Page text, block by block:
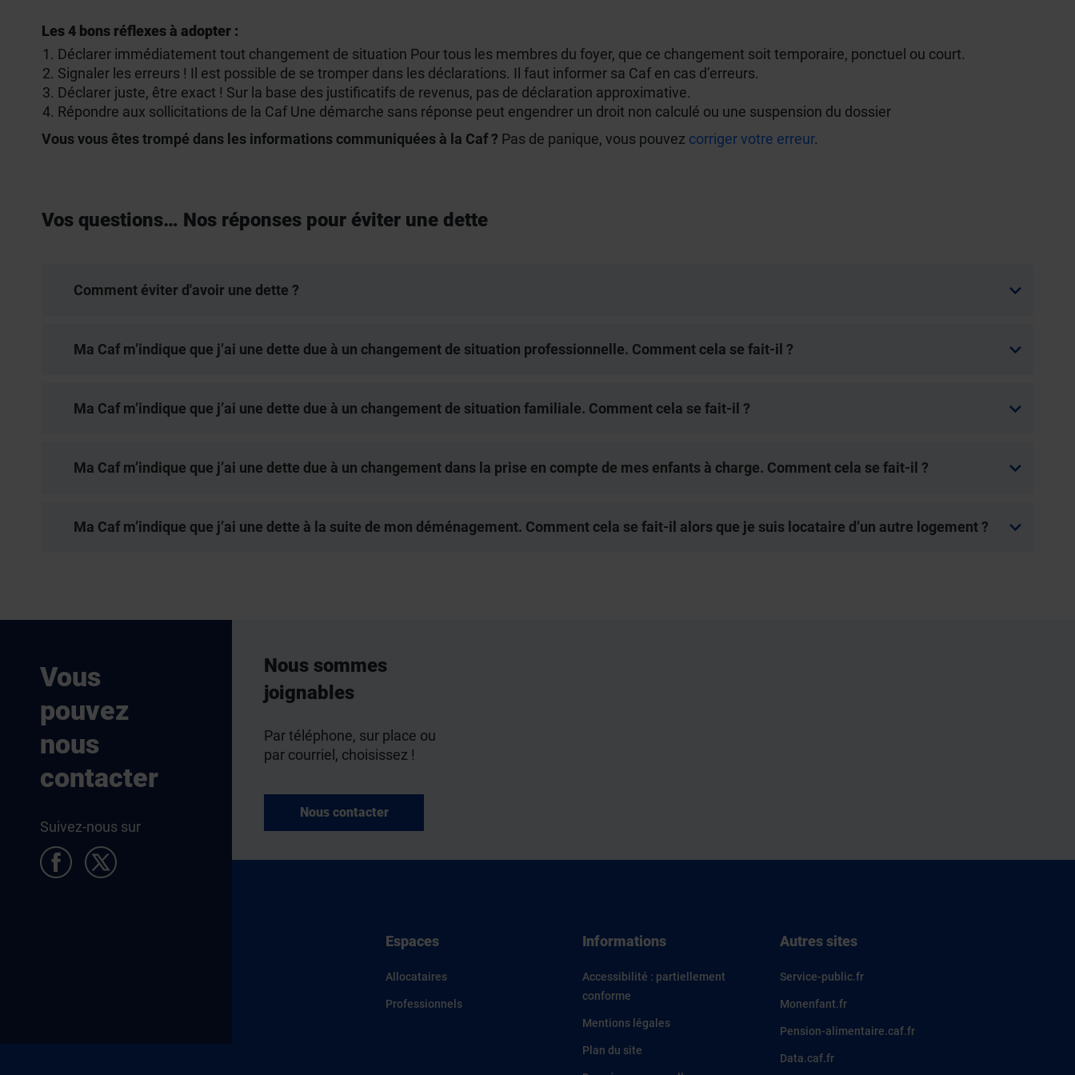
Les 4 bons réflexes à adopter :
Déclarer immédiatement tout changement de situation Pour tous les membres du foyer, que ce changement soit temporaire, ponctuel ou court.
Signaler les erreurs ! Il est possible de se tromper dans les déclarations. Il faut informer sa Caf en cas d’erreurs.
Déclarer juste, être exact ! Sur la base des justificatifs de revenus, pas de déclaration approximative.
Répondre aux sollicitations de la Caf Une démarche sans réponse peut engendrer un droit non calculé ou une suspension du dossier
Vous vous êtes trompé dans les informations communiquées à la Caf ? Pas de panique, vous pouvez corriger votre erreur.
Vos questions… Nos réponses pour éviter une dette
Comment éviter d'avoir une dette ?
Ma Caf m’indique que j’ai une dette due à un changement de situation professionnelle. Comment cela se fait-il ?
Ma Caf m’indique que j’ai une dette due à un changement de situation familiale. Comment cela se fait-il ?
Ma Caf m’indique que j’ai une dette due à un changement dans la prise en compte de mes enfants à charge. Comment cela se fait-il ?
Ma Caf m’indique que j’ai une dette à la suite de mon déménagement. Comment cela se fait-il alors que je suis locataire d’un autre logement ?
Vous
pouvez
nous
contacter
Suivez-nous sur
Nous sommes
joignables
Par téléphone, sur place ou
par courriel, choisissez !
Nous contacter
Espaces
Allocataires
Professionnels
Informations
Accessibilité : partiellement
conforme
Mentions légales
Plan du site
Autres sites
Service-public.fr
Monenfant.fr
Pension-alimentaire.caf.fr
Data.caf.fr